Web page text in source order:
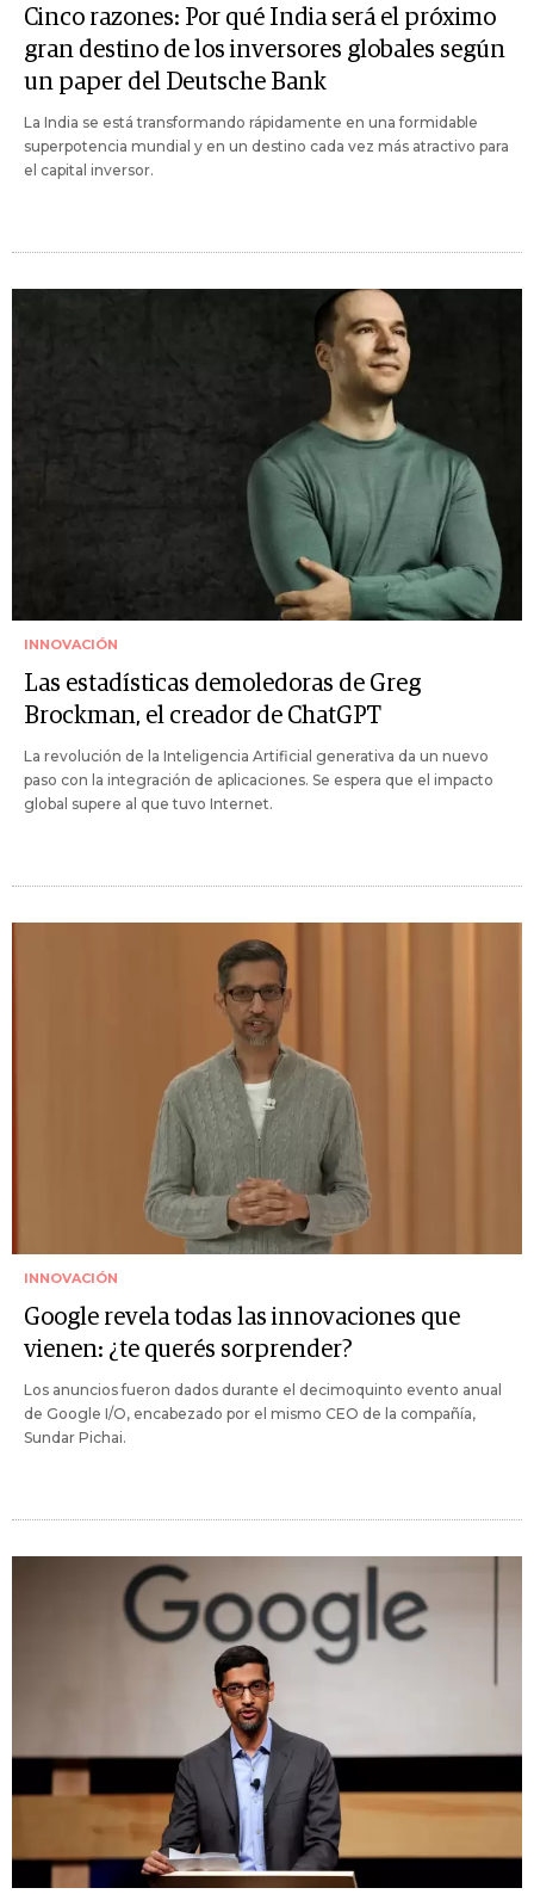
Cinco razones: Por qué India será el próximo
gran destino de los inversores globales según
un paper del Deutsche Bank
La India se está transformando rápidamente en una formidable
superpotencia mundial y en un destino cada vez más atractivo para
el capital inversor.
INNOVACIÓN
Las estadísticas demoledoras de Greg
Brockman, el creador de ChatGPT
La revolución de la Inteligencia Artificial generativa da un nuevo
paso con la integración de aplicaciones. Se espera que el impacto
global supere al que tuvo Internet.
INNOVACIÓN
Google revela todas las innovaciones que
vienen: ¿te querés sorprender?
Los anuncios fueron dados durante el decimoquinto evento anual
de Google I/O, encabezado por el mismo CEO de la compañía,
Sundar Pichai.